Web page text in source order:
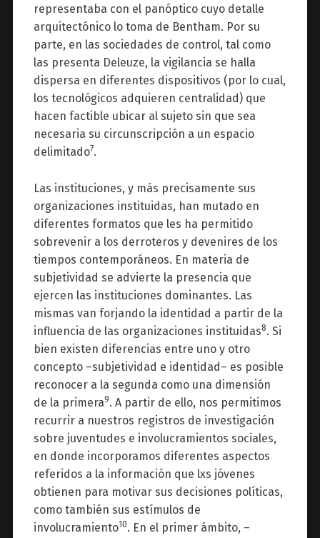
representaba con el panóptico cuyo detalle
arquitectónico lo toma de Bentham. Por su
parte, en las sociedades de control, tal como
las presenta Deleuze, la vigilancia se halla
dispersa en diferentes dispositivos (por lo cual,
los tecnológicos adquieren centralidad) que
hacen factible ubicar al sujeto sin que sea
necesaria su circunscripción a un espacio
delimitado7.
Las instituciones, y más precisamente sus
organizaciones instituidas, han mutado en
diferentes formatos que les ha permitido
sobrevenir a los derroteros y devenires de los
tiempos contemporáneos. En materia de
subjetividad se advierte la presencia que
ejercen las instituciones dominantes. Las
mismas van forjando la identidad a partir de la
influencia de las organizaciones instituidas8. Si
bien existen diferencias entre uno y otro
concepto –subjetividad e identidad– es posible
reconocer a la segunda como una dimensión
de la primera9. A partir de ello, nos permitimos
recurrir a nuestros registros de investigación
sobre juventudes e involucramientos sociales,
en donde incorporamos diferentes aspectos
referidos a la información que lxs jóvenes
obtienen para motivar sus decisiones políticas,
como también sus estímulos de
involucramiento10. En el primer ámbito, –